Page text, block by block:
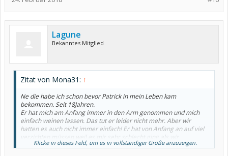
verändere was! Geld ist wichtig, aber nicht Alles!
Lagune
Bekanntes Mitglied
Zitat von Mona31: ↑
Ne die habe ich schon bevor Patrick in mein Leben kam
bekommen. Seit 18Jahren.
Er hat mich am Anfang immer in den Arm genommen und mich
einfach weinen lassen. Das tut er leider nicht mehr. Aber wir
hatten es auch nicht immer einfach! Er hat von Anfang an auf viel
verzichten müssen weil es mir sehr schlecht ging als wir
zusammen kamen.
Klicke in dieses Feld, um es in vollständiger Größe anzuzeigen.